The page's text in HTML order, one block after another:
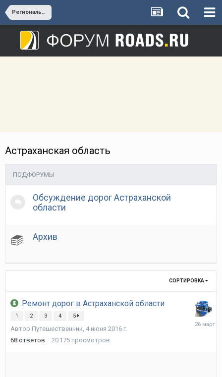
Региональные дороги Южного федерального округа
Астраханская область
ПОДФОРУМЫ
Обсуждение дорог Астраханской
области
Архив
СОРТИРОВКА
Ремонт дорог в Астраханской области
1 2 3 4 5
Автор Путешественник, 4 июня 2016 г.
68 ответов 20 175 просмотров
26